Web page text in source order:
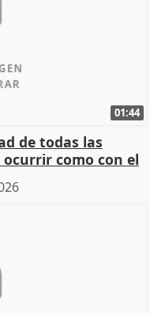
01:44
de todas las
ocurrir como con el